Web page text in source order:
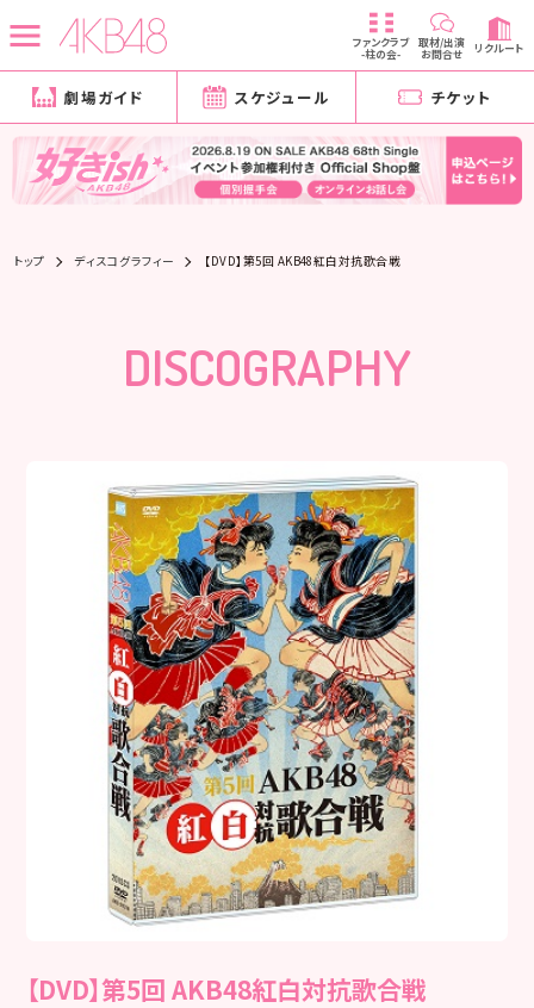
ファンクラブ
-柱の会-
取材/出演
お問合せ リクルート
劇場ガイド スケジュール チケット
トップ ディスコグラフィー 【DVD】第5回 AKB48紅白対抗歌合戦
DISCOGRAPHY
【DVD】第5回 AKB48紅白対抗歌合戦